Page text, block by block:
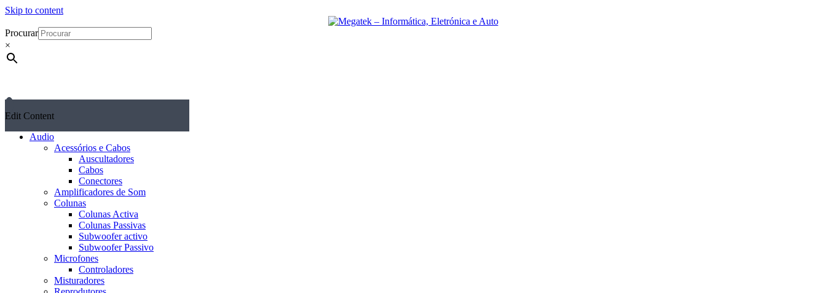
Skip to content
Procurar
×
Edit Content
Audio
Acessórios e Cabos
Auscultadores
Cabos
Conectores
Amplificadores de Som
Colunas
Colunas Activa
Colunas Passivas
Subwoofer activo
Subwoofer Passivo
Microfones
Controladores
Misturadores